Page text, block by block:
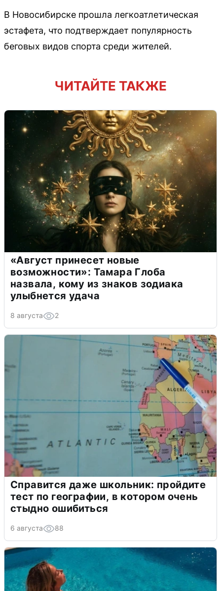
В Новосибирске прошла легкоатлетическая
эстафета, что подтверждает популярность
беговых видов спорта среди жителей.
ЧИТАЙТЕ ТАКЖЕ
«Август принесет новые
возможности»: Тамара Глоба
назвала, кому из знаков зодиака
улыбнется удача
8 августа 2
Справится даже школьник: пройдите
тест по географии, в котором очень
стыдно ошибиться
6 августа 88